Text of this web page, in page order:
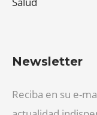
Newsletter
Reciba en su e-